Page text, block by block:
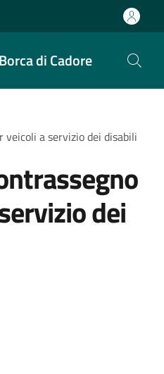
di Cadore
veicoli a servizio dei disabili
dei